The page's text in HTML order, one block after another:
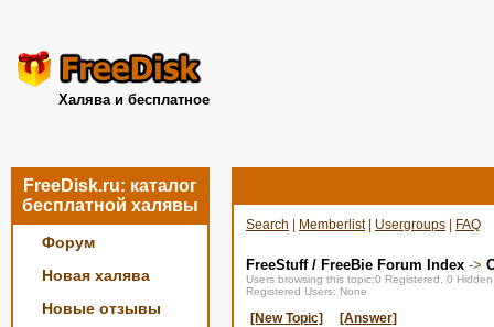
Халява и бесплатное
FreeDisk.ru: каталог
бесплатной халявы
Форум
Новая халява
Новые отзывы
Search Memberlist| Usergroups FAQ
FreeStuff / FreeBie Forum Index ->
Users browsing this topic:0 Registered, 0
Registered Users: None
[New Topic] [Answer]